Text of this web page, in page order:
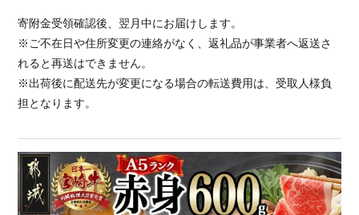
寄附金受領確認後、翌月中にお届けします。
※ご不在日や住所変更の連絡がなく、返礼品が事業者へ返送さ
れると再送はできません。
※出荷後に配送先が変更になる場合の転送費用は、受取人様負
担となります。